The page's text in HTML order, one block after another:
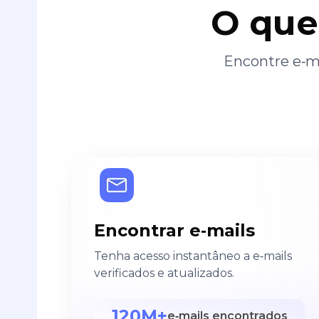
O
Encontre
Encontrar e‑mails
Tenha acesso instantâneo a e‑mails
verificados e atualizados.
e‑mails encontrados